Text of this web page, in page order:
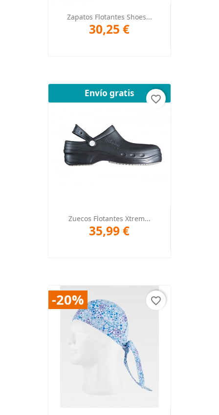
Zapatos Flotantes Shoes...
30,25 €
Zuecos Flotantes Xtrem...
35,99 €
Envío gratis
favorite_border
-20% favorite_border